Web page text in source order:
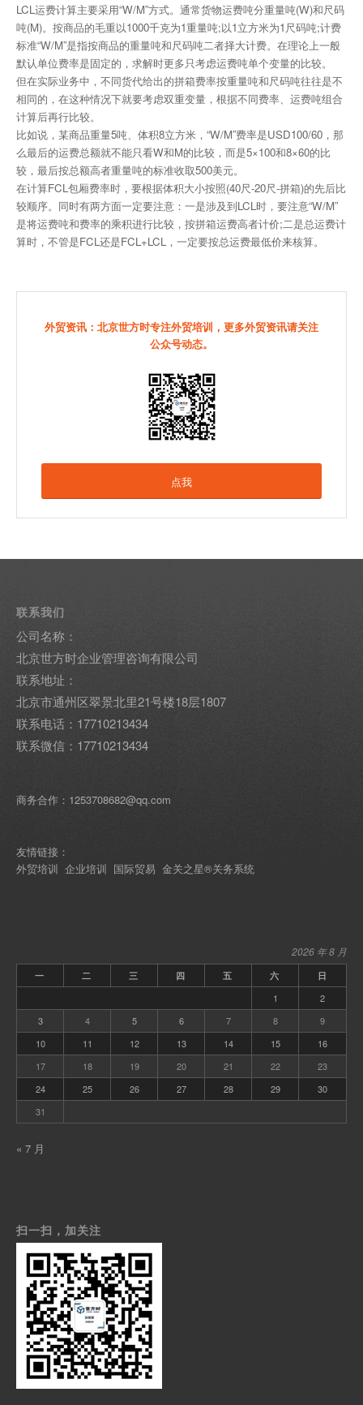
LCL运费计算主要采用“W/M”方式。通常货物运费吨分重量吨(W)和尺码
吨(M)。按商品的毛重以1000千克为1重量吨;以1立方米为1尺码吨;计费
标准“W/M”是指按商品的重量吨和尺码吨二者择大计费。在理论上一般
默认单位费率是固定的，求解时更多只考虑运费吨单个变量的比较。
但在实际业务中，不同货代给出的拼箱费率按重量吨和尺码吨往往是不
相同的，在这种情况下就要考虑双重变量，根据不同费率、运费吨组合
计算后再行比较。
比如说，某商品重量5吨、体积8立方米，“W/M”费率是USD100/60，那
么最后的运费总额就不能只看W和M的比较，而是5×100和8×60的比
较，最后按总额高者重量吨的标准收取500美元。
在计算FCL包厢费率时，要根据体积大小按照(40尺-20尺-拼箱)的先后比
较顺序。同时有两方面一定要注意：一是涉及到LCL时，要注意“W/M”
是将运费吨和费率的乘积进行比较，按拼箱运费高者计价;二是总运费计
算时，不管是FCL还是FCL+LCL，一定要按总运费最低价来核算。
外贸资讯：北京世方时专注外贸培训，更多外贸资讯请关注
公众号动态。
点我
联系我们
公司名称：
北京世方时企业管理咨询有限公司
联系地址：
北京市通州区翠景北里21号楼18层1807
联系电话：17710213434
联系微信：17710213434
商务合作：1253708682@qq.com
友情链接：
外贸培训 企业培训 国际贸易 金关之星®关务系统
2026 年 8 月
一 二 三 四 五 六 日
1
2
3
4 5 6 7 8
9
10
11 12 13 14 15
16
17
18 19 20 21 22
23
24
25 26 27 28 29
30
31
« 7 月
扫一扫，加关注